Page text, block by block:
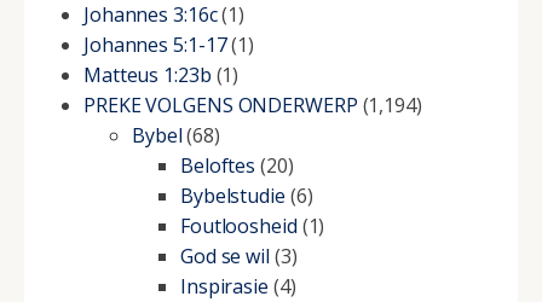
Johannes 3:16c(1)
Johannes 5:1-17(1)
Matteus 1:23b (1)
PREKE VOLGENS ONDERWERP (1,194)
Bybel(68)
Beloftes (20)
Bybelstudie (6)
Foutloosheid (1)
God se wil (3)
Inspirasie (4)